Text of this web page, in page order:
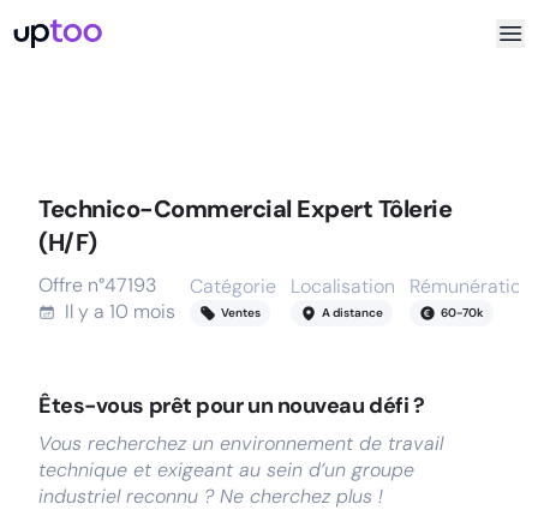
Technico-Commercial Expert Tôlerie
(H/F)
Offre n°47193
Il y a 10 mois
Catégorie
Ventes
Localisation
A distance
Rémunération
60-70k
Êtes-vous prêt pour un nouveau défi ?
Vous recherchez un environnement de travail
technique et exigeant au sein d’un groupe
industriel reconnu ? Ne cherchez plus !